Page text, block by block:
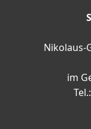
Nikolaus-
im